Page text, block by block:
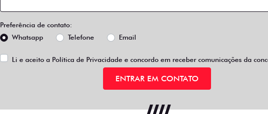
Preferência de contato:
Whatsapp
Telefone Email
Li e aceito a Política de Privacidadee concordo em receber comunicações da
ENTRAR EM CONTATO